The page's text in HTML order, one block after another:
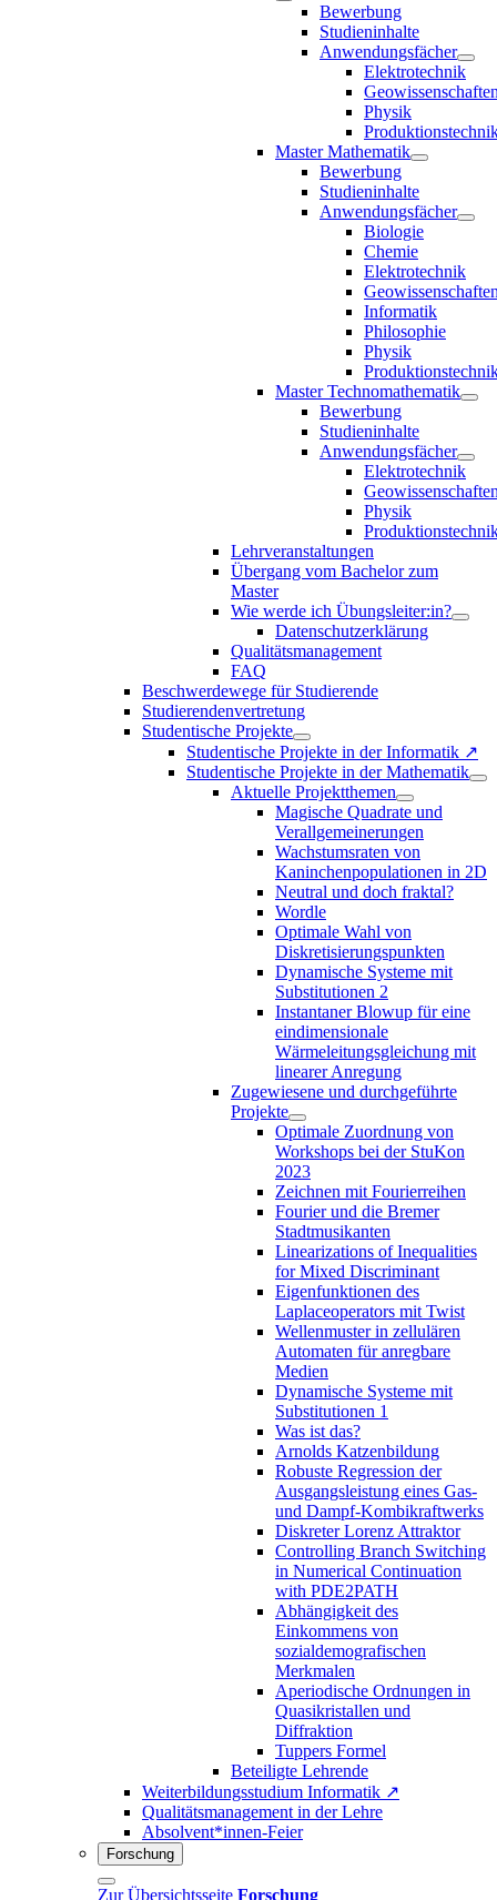
Bewerbung
Studieninhalte
Anwendungsfächer
Elektrotechnik
Physik
Master Mathematik
Bewerbung
Studieninhalte
Anwendungsfächer
Biologie
Chemie
Elektrotechnik
Informatik
Philosophie
Physik
Master Technomathematik
Bewerbung
Studieninhalte
Anwendungsfächer
Elektrotechnik
Physik
Lehrveranstaltungen
Übergang vom Bachelor zum
Master
Wie werde ich Übungsleiter:in?
Datenschutzerklärung
Qualitätsmanagement
FAQ
Beschwerdewege für Studierende
Studierendenvertretung
Studentische Projekte
Studentische Projekte in der Informatik ↗
Studentische Projekte in der Mathematik
Aktuelle Projektthemen
Magische Quadrate und
Verallgemeinerungen
Wachstumsraten von
Kaninchenpopulationen in 2D
Neutral und doch fraktal?
Wordle
Optimale Wahl von
Diskretisierungspunkten
Dynamische Systeme mit
Substitutionen 2
Instantaner Blowup für eine
eindimensionale
Wärmeleitungsgleichung mit
linearer Anregung
Zugewiesene und durchgeführte
Projekte
Optimale Zuordnung von
Workshops bei der StuKon
2023
Zeichnen mit Fourierreihen
Fourier und die Bremer
Stadtmusikanten
Linearizations of Inequalities
for Mixed Discriminant
Eigenfunktionen des
Laplaceoperators mit Twist
Wellenmuster in zellulären
Automaten für anregbare
Medien
Dynamische Systeme mit
Substitutionen 1
Was ist das?
Arnolds Katzenbildung
Robuste Regression der
Ausgangsleistung eines Gas-
und Dampf-Kombikraftwerks
Diskreter Lorenz Attraktor
Controlling Branch Switching
in Numerical Continuation
with PDE2PATH
Abhängigkeit des
Einkommens von
sozialdemografischen
Merkmalen
Aperiodische Ordnungen in
Quasikristallen und
Diffraktion
Tuppers Formel
Beteiligte Lehrende
Weiterbildungsstudium Informatik ↗
Qualitätsmanagement in der Lehre
Absolvent*innen-Feier
Forschung
Zur Übersichtsseite Forschung